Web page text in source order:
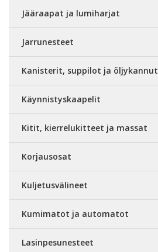
Jääraapat ja lumiharjat
Jarrunesteet
Kanisterit, suppilot ja öljykannut
Käynnistyskaapelit
Kitit, kierrelukitteet ja massat
Korjausosat
Kuljetusvälineet
Kumimatot ja automatot
Lasinpesunesteet